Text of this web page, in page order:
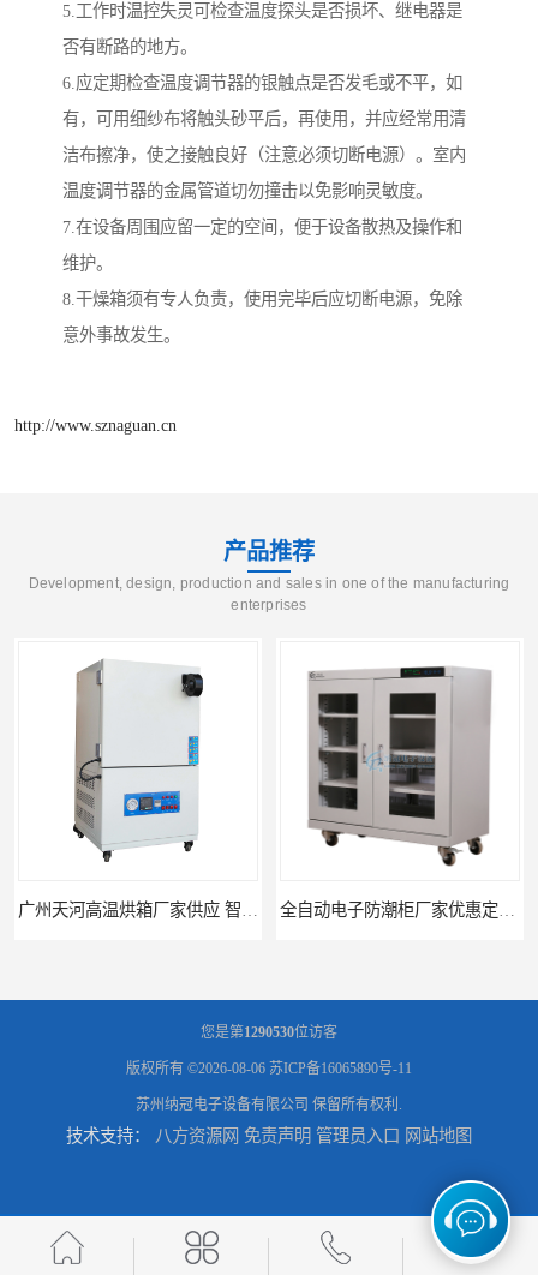
5.工作时温控失灵可检查温度探头是否损坏、继电器是
否有断路的地方。
6.应定期检查温度调节器的银触点是否发毛或不平，如
有，可用细纱布将触头砂平后，再使用，并应经常用清
洁布擦净，使之接触良好（注意必须切断电源）。室内
温度调节器的金属管道切勿撞击以免影响灵敏度。
7.在设备周围应留一定的空间，便于设备散热及操作和
维护。
8.干燥箱须有专人负责，使用完毕后应切断电源，免除
意外事故发生。
http://www.sznaguan.cn
产品推荐
Development, design, production and sales in one of the manufacturing
enterprises
济南全自动电子防潮柜供应 防潮柜厂家直销型号齐全 临沂不锈钢氮气柜优惠报价 节能优质氮气柜厂家直供
您是第1290530位访客
版权所有 ©2026-08-06 苏ICP备16065890号-11
苏州纳冠电子设备有限公司 保留所有权利.
技术支持： 八方资源网 免责声明 管理员入口 网站地图